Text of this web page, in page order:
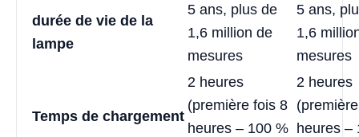
durée de vie de la
lampe
5 ans, plus de
1,6 million de
mesures
5 ans,
1,6
mesures
Temps de chargement
2 heures
(première fois 8
heures – 100 %
2 heures
heures –